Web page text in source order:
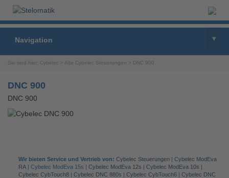
Navigation ▾
Sie sind hier: Cybelec > Alte Cybelec Steuerungen > DNC 900
DNC 900
DNC 900
Wir bieten Service und Vertrieb von: Cybelec Steuerungen | Cybelec ModEva
RA | Cybelec ModEva 15s | Cybelec ModEva 12s | Cybelec ModEva 10s |
Cybelec CybTouch8 | Cybelec DNC 880s | Cybelec CybTouch6 | Cybelec DNC